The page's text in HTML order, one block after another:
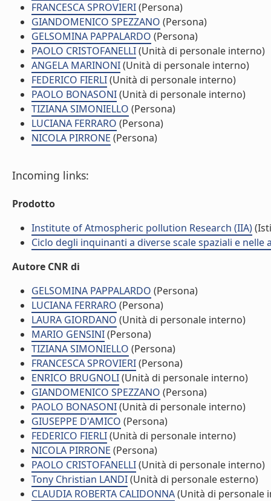
FRANCESCA SPROVIERI(Persona)
GIANDOMENICO SPEZZANO (Persona)
GELSOMINA PAPPALARDO (Persona)
PAOLO CRISTOFANELLI(Unità di personale interno)
ANGELA MARINONI(Unità di personale interno)
FEDERICO FIERLI(Unità di personale interno)
PAOLO BONASONI(Unità di personale interno)
TIZIANA SIMONIELLO (Persona)
LUCIANA FERRARO (Persona)
NICOLA PIRRONE (Persona)
Incoming links:
Prodotto
Institute of Atmospheric pollution Research (IIA)
Ciclo degli inquinanti a diverse scale spaziali e nelle
Autore CNR di
GELSOMINA PAPPALARDO (Persona)
LUCIANA FERRARO (Persona)
LAURA GIORDANO (Unità di personale interno)
MARIO GENSINI(Persona)
TIZIANA SIMONIELLO (Persona)
FRANCESCA SPROVIERI(Persona)
ENRICO BRUGNOLI(Unità di personale interno)
GIANDOMENICO SPEZZANO (Persona)
PAOLO BONASONI(Unità di personale interno)
GIUSEPPE D'AMICO (Persona)
FEDERICO FIERLI(Unità di personale interno)
NICOLA PIRRONE (Persona)
PAOLO CRISTOFANELLI(Unità di personale interno)
Tony Christian LANDI(Unità di personale esterno)
CLAUDIA ROBERTA CALIDONNA(Unità di personale